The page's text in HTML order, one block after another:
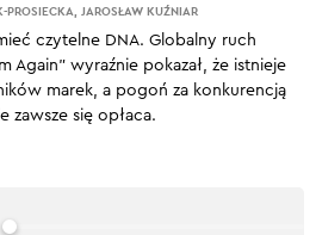
PROSIECKA, JAROSŁAW KUŹNIAR
czytelne DNA. Globalny ruch
Again” wyraźnie pokazał, że istnieje
marek, a pogoń za konkurencją
zawsze się opłaca.